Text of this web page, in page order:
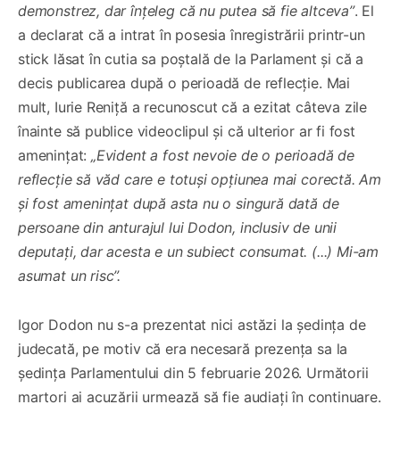
demonstrez, dar înțeleg că nu putea să fie altceva”. El
a declarat că a intrat în posesia înregistrării printr-un
stick lăsat în cutia sa poștală de la Parlament și că a
decis publicarea după o perioadă de reflecție. Mai
mult, Iurie Reniță a recunoscut că a ezitat câteva zile
înainte să publice videoclipul și că ulterior ar fi fost
amenințat: „Evident a fost nevoie de o perioadă de
reflecție să văd care e totuși opțiunea mai corectă. Am
și fost amenințat după asta nu o singură dată de
persoane din anturajul lui Dodon, inclusiv de unii
deputați, dar acesta e un subiect consumat. (...) Mi-am
asumat un risc”.
Igor Dodon nu s-a prezentat nici astăzi la ședința de
judecată, pe motiv că era necesară prezența sa la
ședința Parlamentului din 5 februarie 2026. Următorii
martori ai acuzării urmează să fie audiați în continuare.